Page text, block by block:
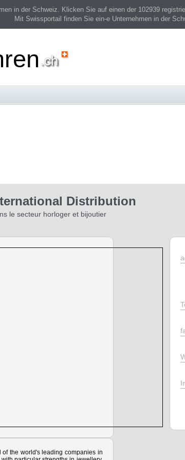
in der Schweiz. Klicken Sie auf einen der 102939
Mit Swissportail finden Sie ein-e Unternehmen in der
Distribution
le secteur horloger et bijoutier
of the world's leading companies in